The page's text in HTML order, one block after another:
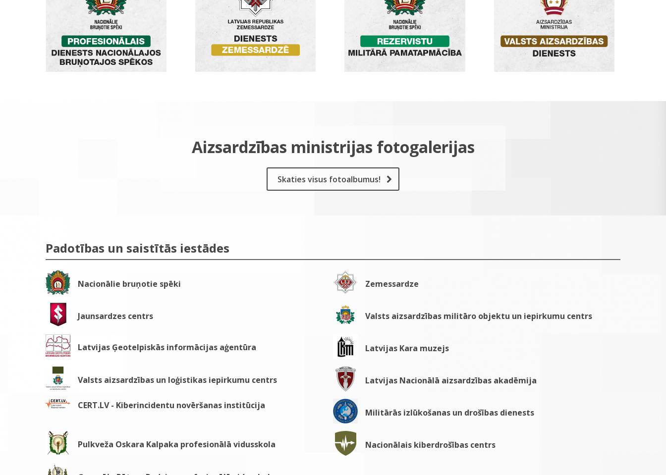
Aizsardzības ministrijas fotogalerijas
Skaties visus fotoalbumus!
Padotības un saistītās iestādes
Nacionālie bruņotie spēki Zemessardze
Jaunsardzes centrs Valsts aizsardzības militāro objektu un iepirkumu centrs
Latvijas Ģeotelpiskās informācijas aģentūra Latvijas Kara muzejs
Valsts aizsardzības un loģistikas iepirkumu centrs Latvijas Nacionālā aizsardzības akadēmija
CERT.LV - Kiberincidentu novēršanas institūcija
Militārās izlūkošanas un drošības dienests
Pulkveža Oskara Kalpaka profesionālā vidusskola Nacionālais kiberdrošības centrs